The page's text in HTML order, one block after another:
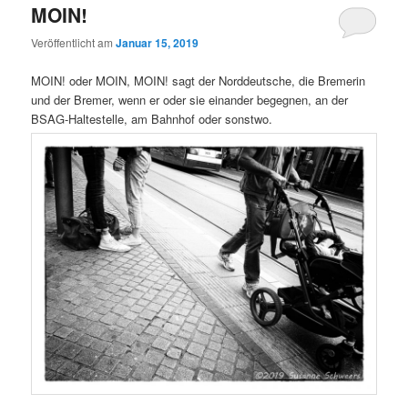
MOIN!
Veröffentlicht amJanuar 15, 2019
MOIN! oder MOIN, MOIN! sagt der Norddeutsche, die Bremerin
und der Bremer, wenn er oder sie einander begegnen, an der
BSAG-Haltestelle, am Bahnhof oder sonstwo.